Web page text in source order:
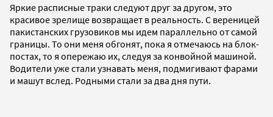
Яркие расписные траки следуют друг за другом, это
красивое зрелище возвращает в реальность. С вереницей
пакистанских грузовиков мы идем параллельно от самой
границы. То они меня обгонят, пока я отмечаюсь на блок-
постах, то я опережаю их, следуя за конвойной машиной.
Водители уже стали узнавать меня, подмигивают фарами
и машут вслед. Родными стали за два дня пути.